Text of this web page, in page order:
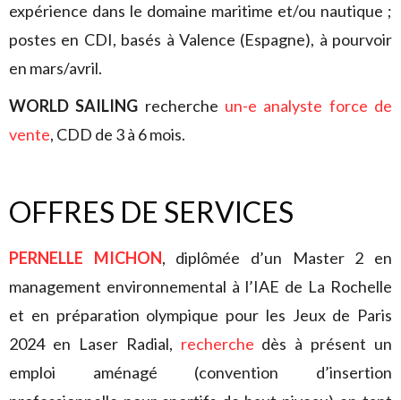
expérience dans le domaine maritime et/ou nautique ;
postes en CDI, basés à Valence (Espagne), à pourvoir
en mars/avril.
WORLD SAILING recherche un-e analyste force de
vente, CDD de 3 à 6 mois.
OFFRES DE SERVICES
PERNELLE MICHON, diplômée d’un Master 2 en
management environnemental à l’IAE de La Rochelle
et en préparation olympique pour les Jeux de Paris
2024 en Laser Radial, recherche dès à présent un
emploi aménagé (convention d’insertion